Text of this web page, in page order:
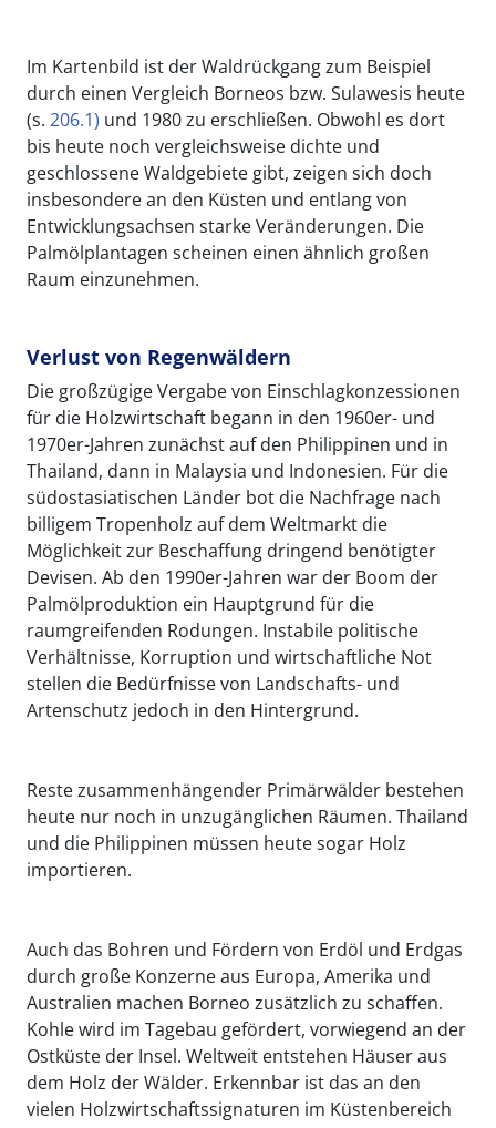
Im Kartenbild ist der Waldrückgang zum Beispiel
durch einen Vergleich Borneos bzw. Sulawesis heute
(s. 206.1) und 1980 zu erschließen. Obwohl es dort
bis heute noch vergleichsweise dichte und
geschlossene Waldgebiete gibt, zeigen sich doch
insbesondere an den Küsten und entlang von
Entwicklungsachsen starke Veränderungen. Die
Palmölplantagen scheinen einen ähnlich großen
Raum einzunehmen.
Verlust von Regenwäldern
Die großzügige Vergabe von Einschlagkonzessionen
für die Holzwirtschaft begann in den 1960er- und
1970er-Jahren zunächst auf den Philippinen und in
Thailand, dann in Malaysia und Indonesien. Für die
südostasiatischen Länder bot die Nachfrage nach
billigem Tropenholz auf dem Weltmarkt die
Möglichkeit zur Beschaffung dringend benötigter
Devisen. Ab den 1990er-Jahren war der Boom der
Palmölproduktion ein Hauptgrund für die
raumgreifenden Rodungen. Instabile politische
Verhältnisse, Korruption und wirtschaftliche Not
stellen die Bedürfnisse von Landschafts- und
Artenschutz jedoch in den Hintergrund.
Reste zusammenhängender Primärwälder bestehen
heute nur noch in unzugänglichen Räumen. Thailand
und die Philippinen müssen heute sogar Holz
importieren.
Auch das Bohren und Fördern von Erdöl und Erdgas
durch große Konzerne aus Europa, Amerika und
Australien machen Borneo zusätzlich zu schaffen.
Kohle wird im Tagebau gefördert, vorwiegend an der
Ostküste der Insel. Weltweit entstehen Häuser aus
dem Holz der Wälder. Erkennbar ist das an den
vielen Holzwirtschaftssignaturen im Küstenbereich